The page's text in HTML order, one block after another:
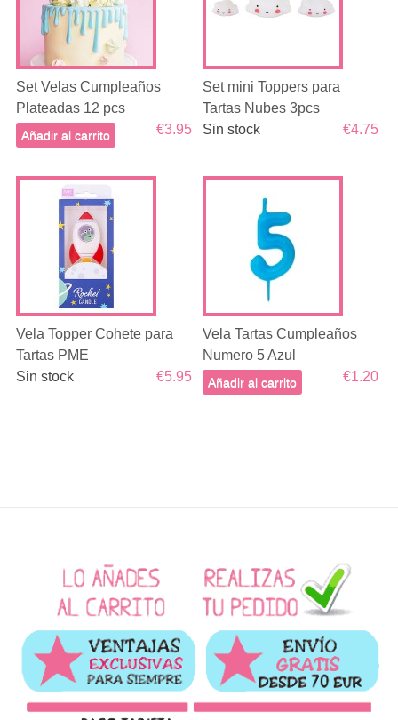
Set Velas Cumpleaños
Plateadas 12 pcs
€3.95
Añadir al carrito
Set mini Toppers para
Tartas Nubes 3pcs
€4.75
Sin stock
Vela Topper Cohete para
Tartas PME
€5.95
Sin stock
Vela Tartas Cumpleaños
Numero 5 Azul
€1.20
Añadir al carrito